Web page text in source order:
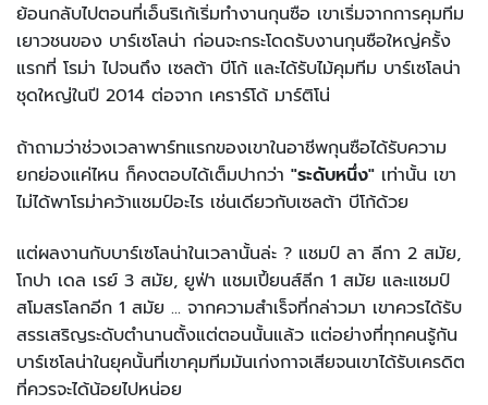
ย้อนกลับไปตอนที่เอ็นริเก้เริ่มทำงานกุนซือ เขาเริ่มจากการคุมทีม
เยาวชนของ บาร์เซโลน่า ก่อนจะกระโดดรับงานกุนซือใหญ่ครั้ง
แรกที่ โรม่า ไปจนถึง เซลต้า บีโก้ และได้รับไม้คุมทีม บาร์เซโลน่า
ชุดใหญ่ในปี 2014 ต่อจาก เคราร์โด้ มาร์ติโน่
ถ้าถามว่าช่วงเวลาพาร์ทแรกของเขาในอาชีพกุนซือได้รับความ
ยกย่องแค่ไหน ก็คงตอบได้เต็มปากว่า "ระดับหนึ่ง" เท่านั้น เขา
ไม่ได้พาโรม่าคว้าแชมป์อะไร เช่นเดียวกับเซลต้า บีโก้ด้วย
แต่ผลงานกับบาร์เซโลน่าในเวลานั้นล่ะ ? แชมป์ ลา ลีกา 2 สมัย,
โกปา เดล เรย์ 3 สมัย, ยูฟ่า แชมเปี้ยนส์ลีก 1 สมัย และแชมป์
สโมสรโลกอีก 1 สมัย ... จากความสำเร็จที่กล่าวมา เขาควรได้รับ
สรรเสริญระดับตำนานตั้งแต่ตอนนั้นแล้ว แต่อย่างที่ทุกคนรู้กัน
บาร์เซโลน่าในยุคนั้นที่เขาคุมทีมมันเก่งกาจเสียจนเขาได้รับเครดิต
ที่ควรจะได้น้อยไปหน่อย